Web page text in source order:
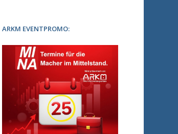
ARKM EVENTPROMO: